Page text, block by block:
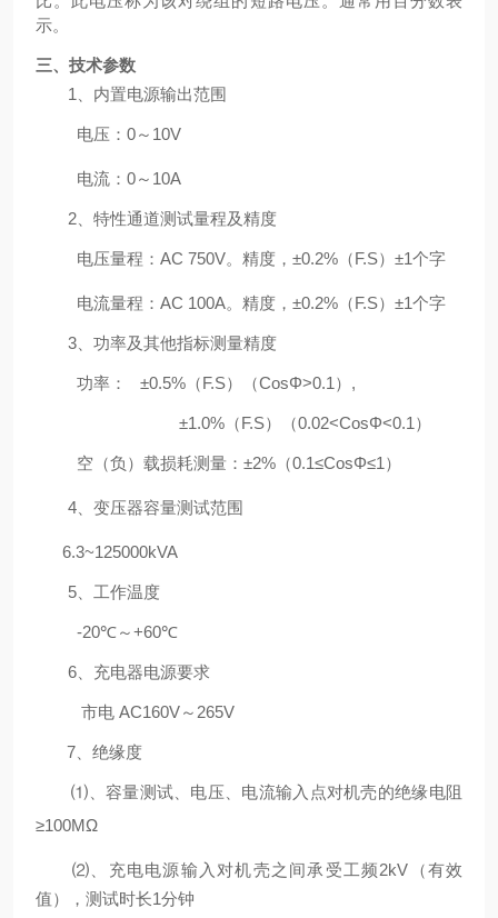
示。
三、技术参数
1、 内置电源输出范围
电压： 0～10V
电流： 0～10A
2、 特性通道测试量程及精度
电压量程 ： AC 750V。精度， ±0.2%（F.S）±1个字
电流量程 ： AC 100A。精度， ±0.2%（F.S）±1个字
3、 功率及其他指标测量精度
功率： ±0.5%（F.S）（CosΦ>0.1）,
±1.0%（F.S）（0.02<CosΦ<0.1）
空（负）载损耗测量： ±2%（0.1≤CosΦ≤1）
4、 变压器容量测试范围
6.3~125000kVA
5 工作温度
-20℃～+60℃
6 充电器电源要求
市电 AC160V～265V
7 绝缘度
⑴、容量测试、电压、电流输入点对机壳的绝缘电阻
≥100MΩ
⑵、充电电源输入对机壳之间承受工频2kV（有效
值），测试时长1分钟